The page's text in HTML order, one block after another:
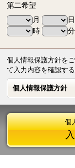
第二希望
月
日
時
個人情報保護方針を
て入力内容を確認す
個人情報保護方針
個人情報保護方針
個